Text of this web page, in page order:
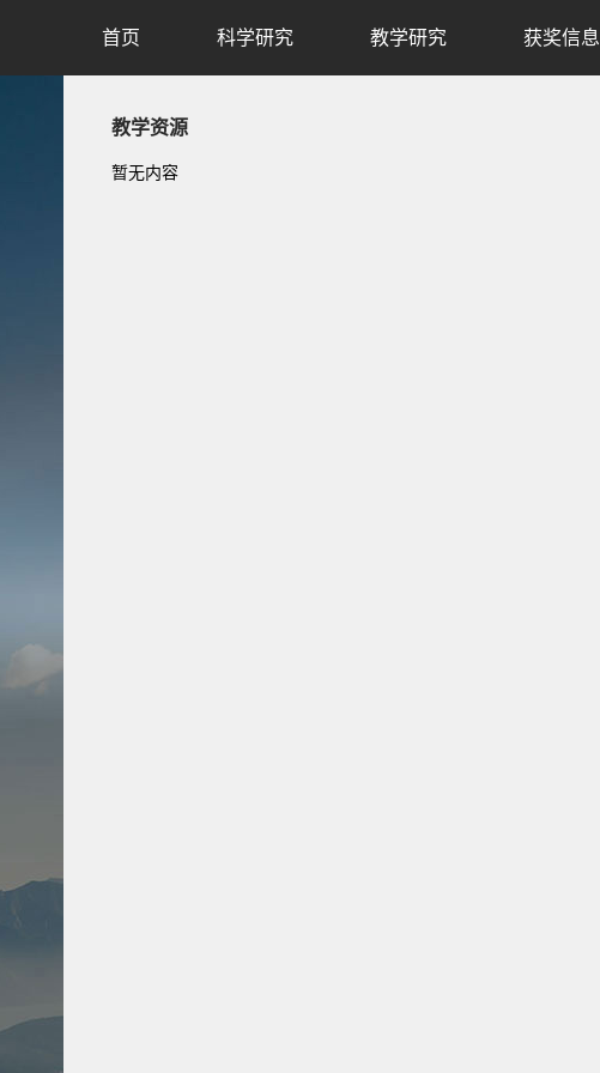
首页 科学研究 教学研究 获奖信息
教学资源
暂无内容